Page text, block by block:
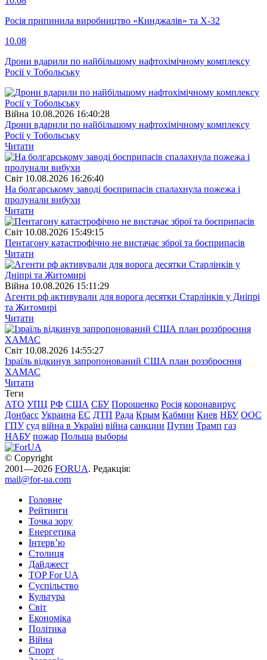
Росія припинила виробництво «Кинджалів» та Х-32
10.08
Дрони вдарили по найбільшому нафтохімічному комплексу
Росії у Тобольську
Війна 10.08.2026 16:40:28
Дрони вдарили по найбільшому нафтохімічному комплексу
Росії у Тобольську
Читати
Свiт 10.08.2026 16:26:40
На болгарському заводі боєприпасів спалахнула пожежа і
пролунали вибухи
Читати
Свiт 10.08.2026 15:49:15
Пентагону катастрофічно не вистачає зброї та боєприпасів
Читати
Війна 10.08.2026 15:11:29
Агенти рф активували для ворога десятки Старлінків у Дніпрі
та Житомирі
Читати
Свiт 10.08.2026 14:55:27
Ізраїль відкинув запропонований США план роззброєння
ХАМАС
Читати
Теги
АТО УПЦ РФ США СБУ Порошенко Росія коронавирус
Донбасс Украина ЕС ДТП Рада Крым Кабмин Киев НБУ ООС
ГПУ суд війна в Україні війна санкции Путин Трамп газ
НАБУ пожар Польша выборы
© Copyright
2001—2026 FORUA. Редакція:
mail@for-ua.com
Головне
Рейтинги
Точка зору
Енергетика
Інтерв’ю
Столиця
Дайджест
TOP For UA
Суспiльство
Культура
Світ
Економіка
Політика
Війна
Спорт